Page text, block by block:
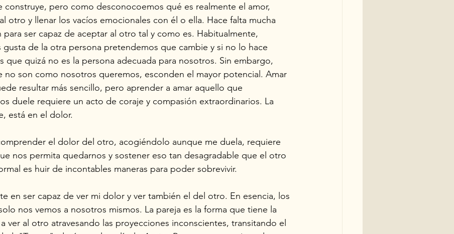
construye, pero como desconocoemos qué es realmente el amor,
otro y llenar los vacíos emocionales con él o ella. Hace falta mucha
para ser capaz de aceptar al otro tal y como es. Habitualmente,
de la otra persona pretendemos que cambie y si no lo hace
que quizá no es la persona adecuada para nosotros. Sin embargo,
no son como nosotros queremos, esconden el mayor potencial. Amar
resultar más sencillo, pero aprender a amar aquello que
duele requiere un acto de coraje y compasión extraordinarios. La
está en el dolor.
el dolor del otro, acogiéndolo aunque me duela, requiere
nos permita quedarnos y sostener eso tan desagradable que el otro
es huir de incontables maneras para poder sobrevivir.
en ser capaz de ver mi dolor y ver también el del otro. En esencia, los
nos vemos a nosotros mismos. La pareja es la forma que tiene la
ver al otro atravesando las proyecciones inconscientes, transitando el